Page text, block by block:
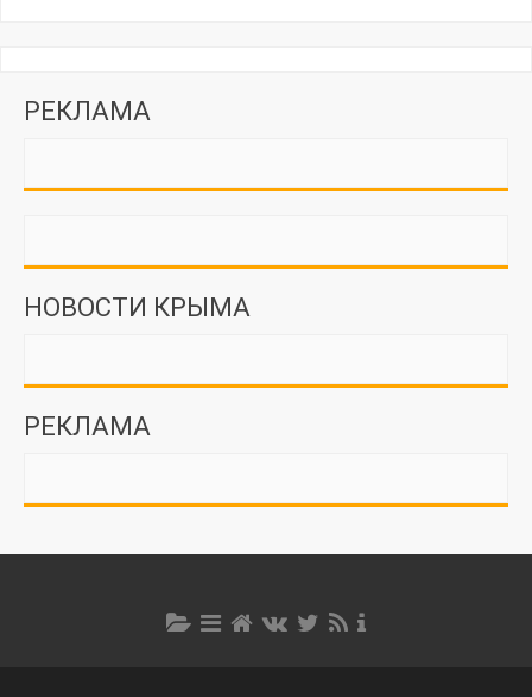
РЕКЛАМА
НОВОСТИ КРЫМА
РЕКЛАМА